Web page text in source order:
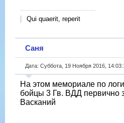
Qui quaerit, reperit
Саня
Дата: Суббота, 19 Ноября 2016,
На этом мемориале по
бойцы 3 Гв. ВДД первично
Васканий